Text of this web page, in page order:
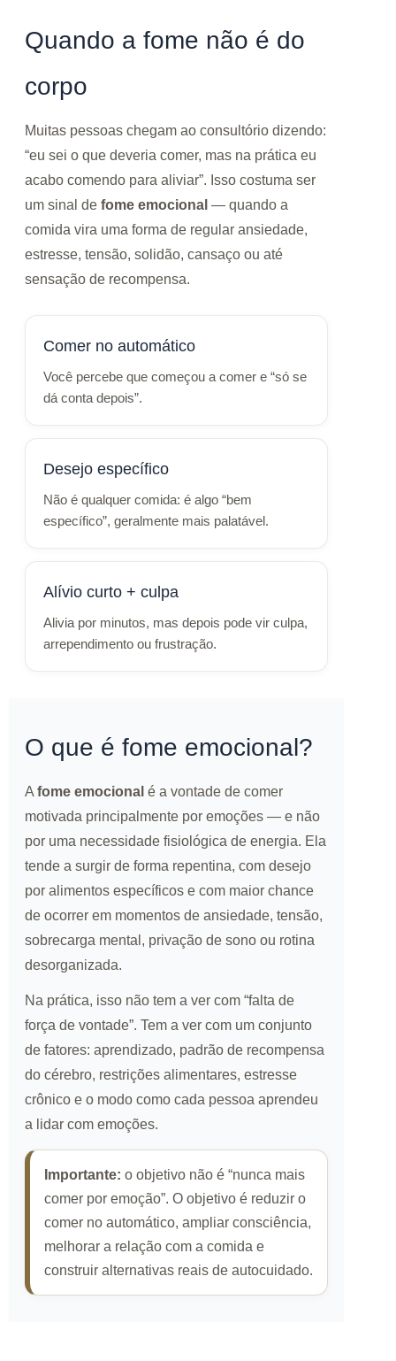
Quando a fome não é do
corpo
Muitas pessoas chegam ao consultório dizendo:
“eu sei o que deveria comer, mas na prática eu
acabo comendo para aliviar”. Isso costuma ser
um sinal de fome emocional — quando a
comida vira uma forma de regular ansiedade,
estresse, tensão, solidão, cansaço ou até
sensação de recompensa.
Comer no automático
Você percebe que começou a comer e “só se
dá conta depois”.
Desejo específico
Não é qualquer comida: é algo “bem
específico”, geralmente mais palatável.
Alívio curto + culpa
Alivia por minutos, mas depois pode vir culpa,
arrependimento ou frustração.
O que é fome emocional?
A fome emocional é a vontade de comer
motivada principalmente por emoções — e não
por uma necessidade fisiológica de energia. Ela
tende a surgir de forma repentina, com desejo
por alimentos específicos e com maior chance
de ocorrer em momentos de ansiedade, tensão,
sobrecarga mental, privação de sono ou rotina
desorganizada.
Na prática, isso não tem a ver com “falta de
força de vontade”. Tem a ver com um conjunto
de fatores: aprendizado, padrão de recompensa
do cérebro, restrições alimentares, estresse
crônico e o modo como cada pessoa aprendeu
a lidar com emoções.
Importante: o objetivo não é “nunca mais
comer por emoção”. O objetivo é reduzir o
comer no automático, ampliar consciência,
melhorar a relação com a comida e
construir alternativas reais de autocuidado.